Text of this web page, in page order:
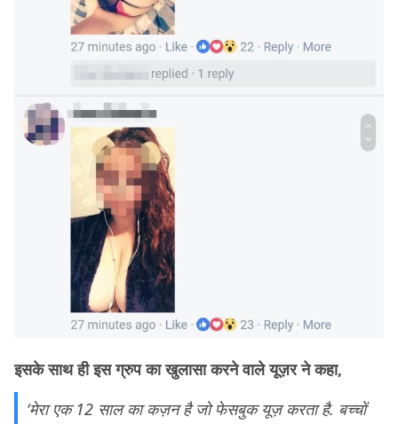
इसके साथ ही इस ग्रुप का खुलासा करने वाले यूज़र ने कहा,
‘मेरा एक 12 साल का कज़न है जो फेसबुक यूज़ करता है. बच्चों